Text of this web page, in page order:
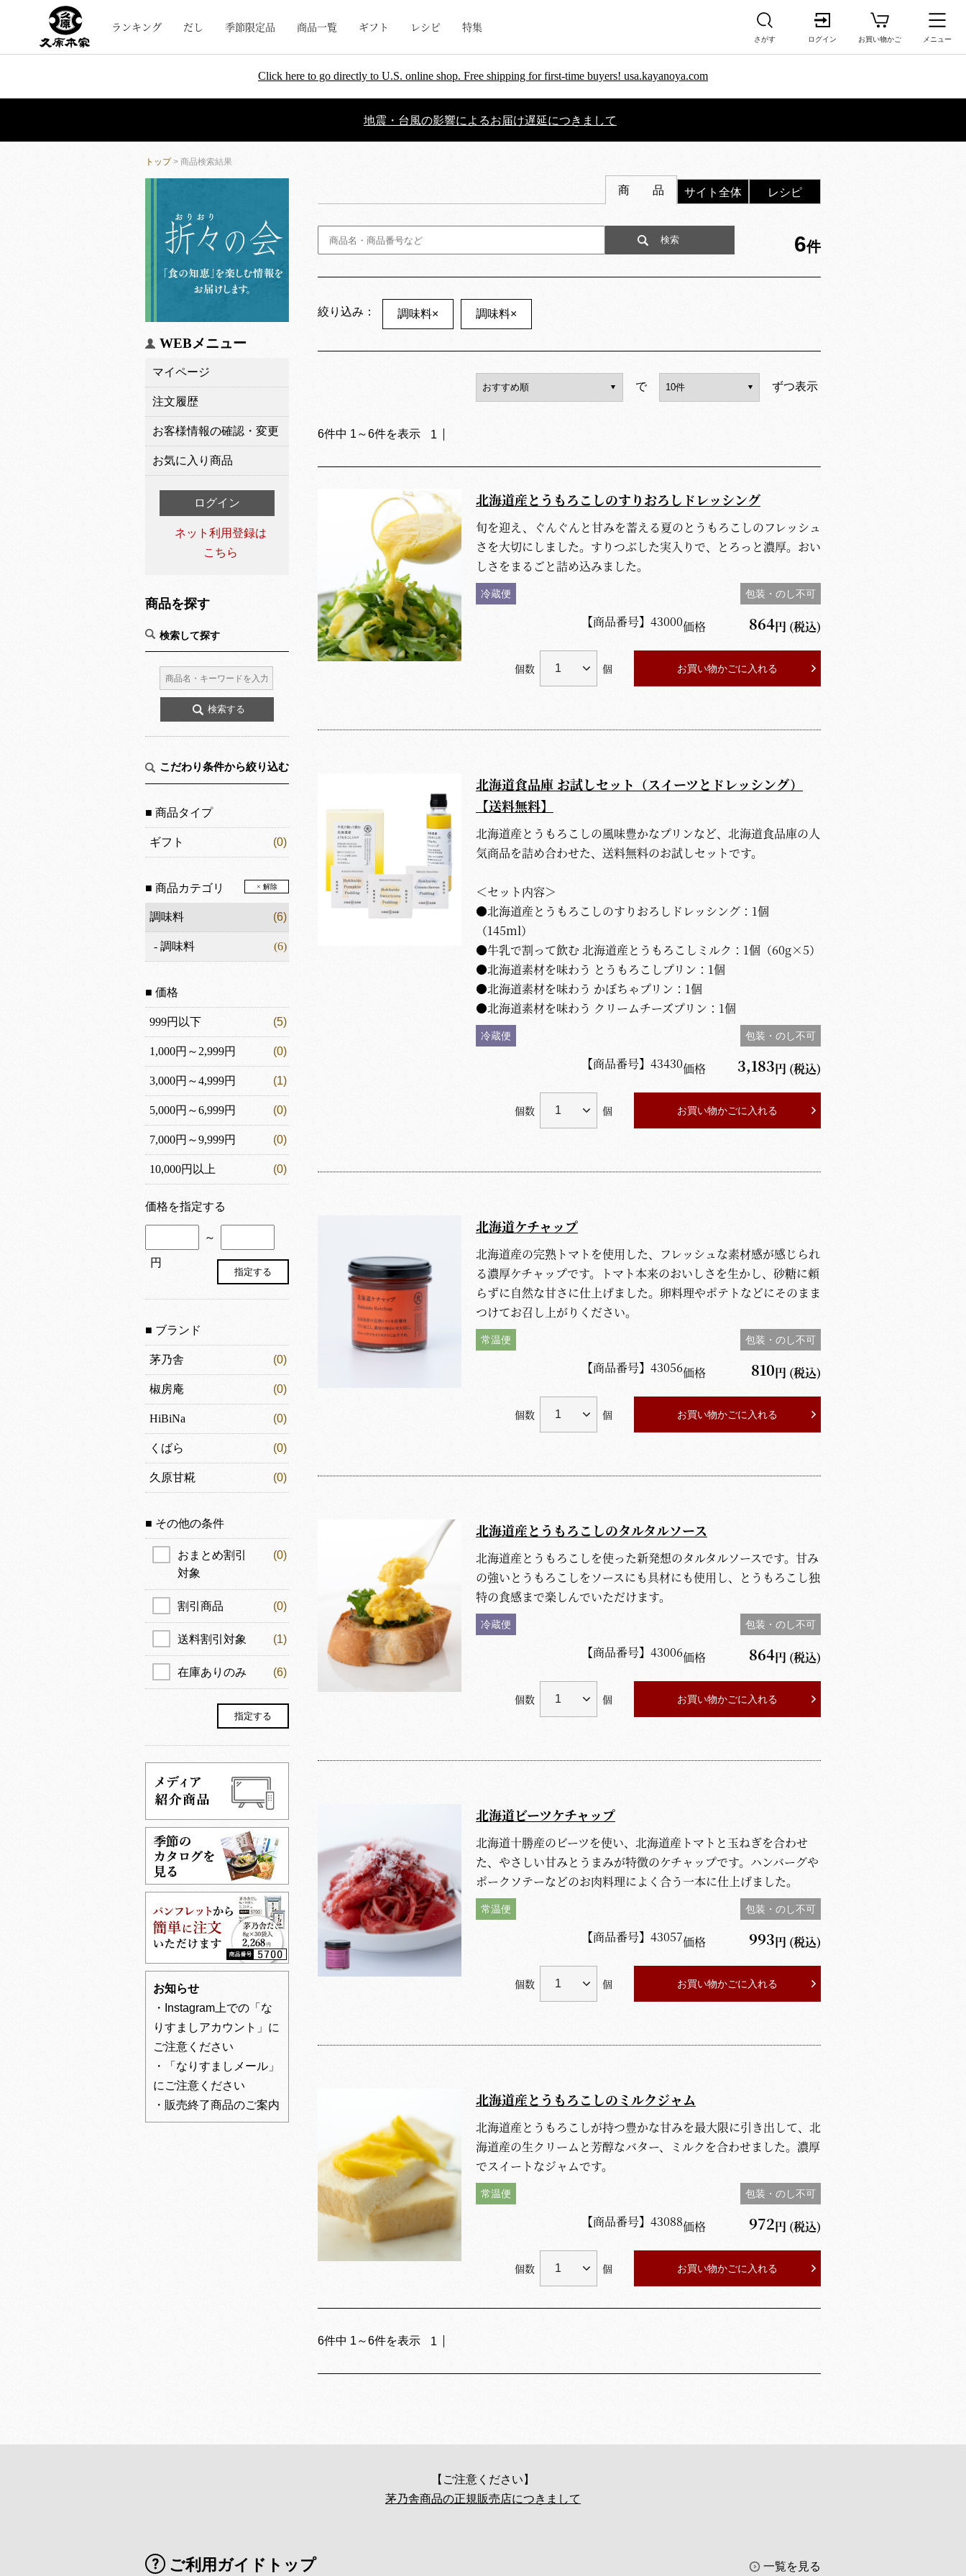
ランキング だし 季節限定品 商品一覧 ギフト レシピ 特集
さがす ログイン お買い物かご メニュー
Click here to go directly to U.S. online shop. Free shipping for first-time buyers! usa.kayanoya.com
地震・台風の影響によるお届け遅延につきまして
トップ> 商品検索結果
WEBメニュー
マイページ
注文履歴
お客様情報の確認・変更
お気に入り商品
ログイン
ネット利用登録は
こちら
商品を探す
検索して探す
こだわり条件から絞り込む
■ 商品タイプ
ギフト (0)
■ 商品カテゴリ × 解除
調味料 (6)
- 調味料 (6)
■ 価格
999円以下 (5)
1,000円～2,999円 (0)
3,000円～4,999円 (1)
5,000円～6,999円 (0)
7,000円～9,999円 (0)
10,000円以上 (0)
価格を指定する
～
円
■ ブランド
茅乃舎 (0)
椒房庵 (0)
HiBiNa (0)
くばら (0)
久原甘糀 (0)
■ その他の条件
おまとめ割引
対象
(0)
割引商品 (0)
送料割引対象 (1)
在庫ありのみ (6)
お知らせ
・Instagram上での「な
りすましアカウント」に
ご注意ください
・「なりすましメール」
にご注意ください
・販売終了商品のご案内
商 品 サイト全体 レシピ
6件
絞り込み： 調味料× 調味料×
で ずつ表示
6件中 1 ～6件を表示 1
北海道産とうもろこしのすりおろしドレッシング
旬を迎え、ぐんぐんと甘みを蓄える夏のとうもろこしのフレッシュ
さを大切にしました。すりつぶした実入りで、とろっと濃厚。おい
しさをまるごと詰め込みました。
冷蔵便 包装・のし不可
【商品番号】 43000価格 864円 (税込)
個数 個 お買い物かごに入れる
送料無料
北海道食品庫 お試しセット（スイーツとドレッシング）
【送料無料】
北海道産とうもろこしの風味豊かなプリンなど、北海道食品庫の人
気商品を詰め合わせた、送料無料のお試しセットです。
＜セット内容＞
●北海道産とうもろこしのすりおろしドレッシング：1個
（145ml）
●牛乳で割って飲む 北海道産とうもろこしミルク：1個（60g×5）
●北海道素材を味わう とうもろこしプリン：1個
●北海道素材を味わう かぼちゃプリン：1個
●北海道素材を味わう クリームチーズプリン：1個
冷蔵便 包装・のし不可
【商品番号】 43430価格 3,183円 (税込)
個数 個 お買い物かごに入れる
北海道ケチャップ
北海道産の完熟トマトを使用した、フレッシュな素材感が感じられ
る濃厚ケチャップです。トマト本来のおいしさを生かし、砂糖に頼
らずに自然な甘さに仕上げました。卵料理やポテトなどにそのまま
つけてお召し上がりください。
常温便 包装・のし不可
【商品番号】 43056価格 810円 (税込)
個数 個 お買い物かごに入れる
北海道産とうもろこしのタルタルソース
北海道産とうもろこしを使った新発想のタルタルソースです。甘み
の強いとうもろこしをソースにも具材にも使用し、とうもろこし独
特の食感まで楽しんでいただけます。
冷蔵便 包装・のし不可
【商品番号】 43006価格 864円 (税込)
個数 個 お買い物かごに入れる
北海道ビーツケチャップ
北海道十勝産のビーツを使い、北海道産トマトと玉ねぎを合わせ
た、やさしい甘みとうまみが特徴のケチャップです。ハンバーグや
ポークソテーなどのお肉料理によく合う一本に仕上げました。
常温便 包装・のし不可
【商品番号】 43057価格 993円 (税込)
個数 個 お買い物かごに入れる
北海道産とうもろこしのミルクジャム
北海道産とうもろこしが持つ豊かな甘みを最大限に引き出して、北
海道産の生クリームと芳醇なバター、ミルクを合わせました。濃厚
でスイートなジャムです。
常温便 包装・のし不可
【商品番号】 43088価格 972円 (税込)
個数 個 お買い物かごに入れる
6件中 1 ～6件を表示 1
【ご注意ください】
茅乃舎商品の正規販売店につきまして
ご利用ガイドトップ 一覧を見る